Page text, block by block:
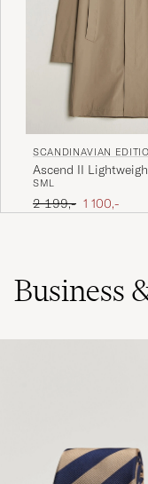
SCANDINAVIAN
Ascend II
SML
Ordinary pris
2 199,- Nedsat pris
1 100,-
Business